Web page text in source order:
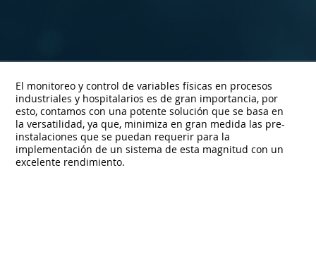
El monitoreo y control de variables físicas en procesos
industriales y hospitalarios es de gran importancia, por
esto, contamos con una potente solución que se basa en
la versatilidad, ya que, minimiza en gran medida las pre-
instalaciones que se puedan requerir para la
implementación de un sistema de esta magnitud con un
excelente rendimiento.